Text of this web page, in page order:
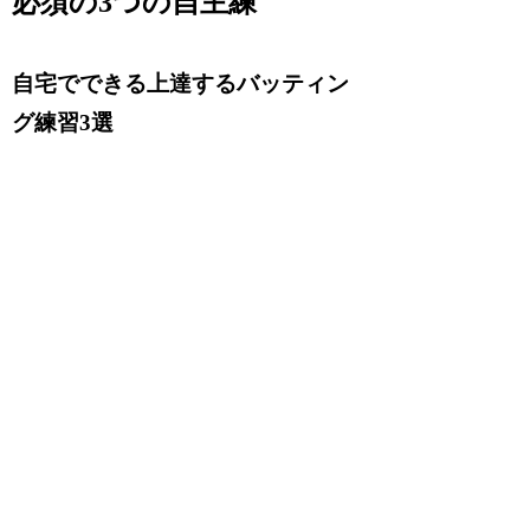
自宅でできる上達するバッティン
グ練習3選